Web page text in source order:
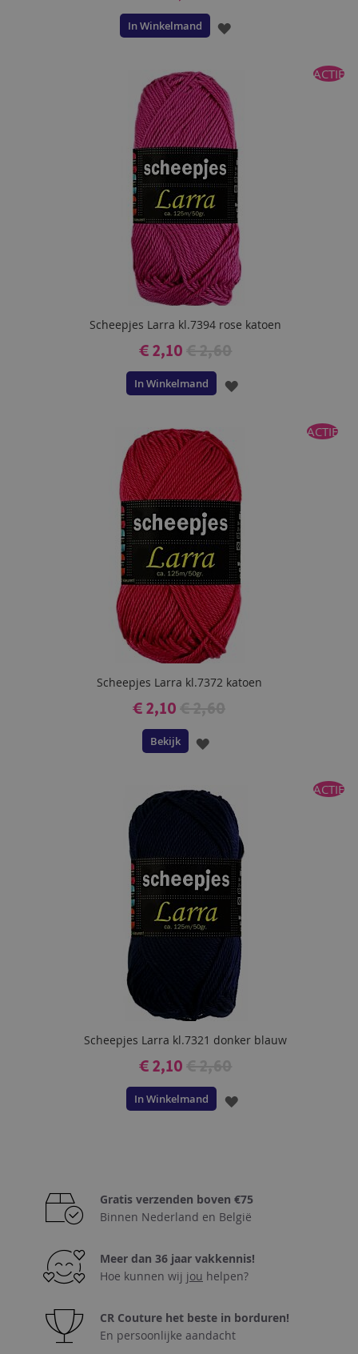
In Winkelmand
VOEG
VERLANGLIJST
ACTIE
Scheepjes Larra kl.7394 rose katoen
€ 2,10
In Winkelmand
VOEG
VERLANGLIJST
ACTIE
Scheepjes Larra kl.7372 katoen
€ 2,10
Bekijk
VOEG
AAN
VERLANGLIJST
ACTIE
Scheepjes Larra kl.7321 donker blauw
€ 2,10
In Winkelmand
VOEG
Gratis verzenden boven €75
Binnen Nederland en België
Meer dan 36 jaar vakkennis!
Hoe kunnen wij jou helpen?
CR Couture het beste in borduren!
En persoonlijke aandacht